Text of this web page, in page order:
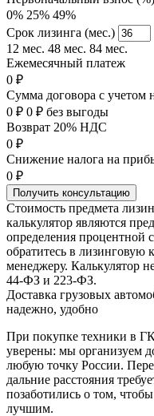
0% 25% 49%
Срок лизинга (мес.)
12 мес. 48 мес. 84 мес.
Ежемесячный платеж
0 ₽
Сумма договора с учетом
0 ₽ 0 ₽ без выгоды
Возврат 20% НДС
0 ₽
Снижение налога на
0 ₽
Получить консультацию
Стоимость предмета
калькулятор являются
определения процентной
обратитесь в
менеджеру. Калькулятор
44-ФЗ и 223-ФЗ.
Доставка грузовых
надежно, удобно
При покупке техники в
уверены: мы организуем
любую точку России.
дальние расстояния
позаботились о том,
лучшим.